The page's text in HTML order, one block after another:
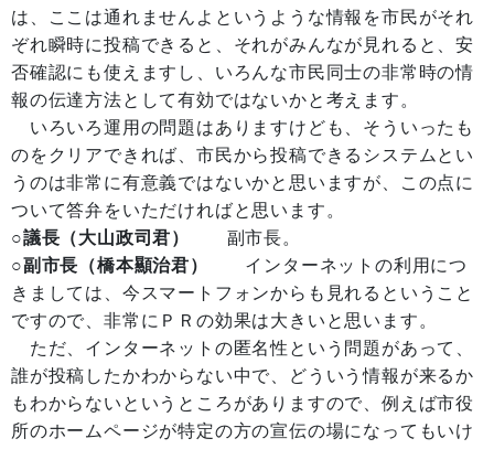
は、ここは通れませんよというような情報を市民がそれ
ぞれ瞬時に投稿できると、それがみんなが見れると、安
否確認にも使えますし、いろんな市民同士の非常時の情
報の伝達方法として有効ではないかと考えます。
いろいろ運用の問題はありますけども、そういったも
のをクリアできれば、市民から投稿できるシステムとい
うのは非常に有意義ではないかと思いますが、この点に
ついて答弁をいただければと思います。
○議長（大山政司君）
副市長。
○副市長（橋本顯治君）
インターネットの利用につ
きましては、今スマートフォンからも見れるということ
ですので、非常にＰＲの効果は大きいと思います。
ただ、インターネットの匿名性という問題があって、
誰が投稿したかわからない中で、どういう情報が来るか
もわからないというところがありますので、例えば市役
所のホームページが特定の方の宣伝の場になってもいけ